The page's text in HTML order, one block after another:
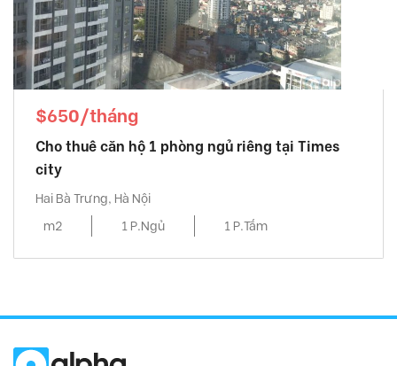
$650/tháng
Cho thuê căn hộ 1 phòng ngủ riêng tại Times
city
Hai Bà Trưng, Hà Nội
m2
1 P.Ngủ 1 P.Tắm